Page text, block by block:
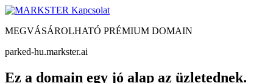
Kapcsolat
MEGVÁSÁROLHATÓ PRÉMIUM DOMAIN
parked-hu.markster.ai
Ez a domain egy jó alap az üzletednek.